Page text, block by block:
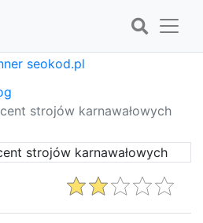
strojów karnawałowych